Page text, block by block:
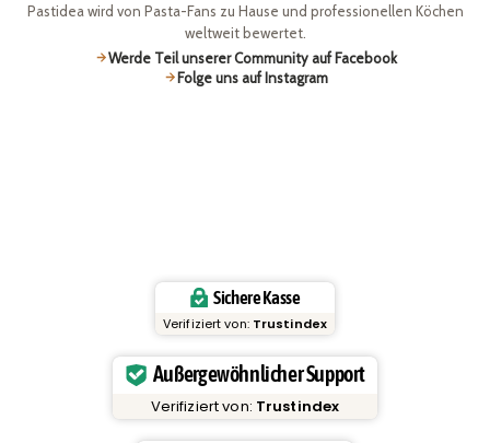
Pastidea wird von Pasta-Fans zu Hause und professionellen Köchen
weltweit bewertet.
Werde Teil unserer Community auf Facebook
Folge uns auf Instagram
Sichere Kasse
Verifiziert von: Trustindex
Außergewöhnlicher Support
Verifiziert von: Trustindex